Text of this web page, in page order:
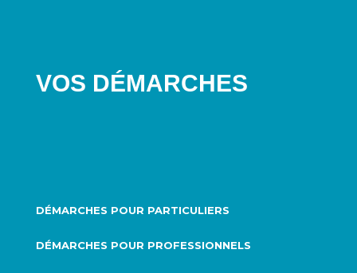
VOS DÉMARCHES
DÉMARCHES POUR PARTICULIERS
DÉMARCHES POUR PROFESSIONNELS